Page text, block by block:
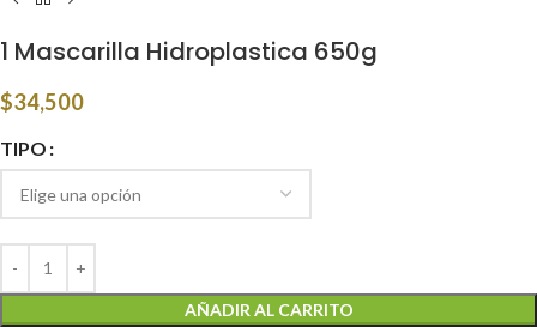
1 Mascarilla Hidroplastica 650g
$34,500
TIPO
AÑADIR AL CARRITO